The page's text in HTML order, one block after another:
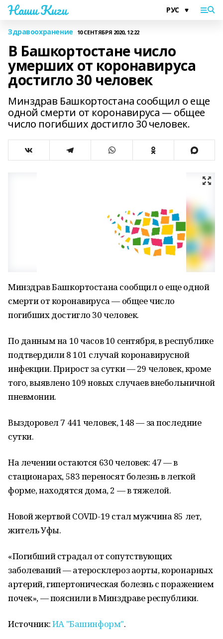
Наши Киги
Здравоохранение 10 СЕНТЯБРЯ 2020, 12:22
В Башкортостане число
умерших от коронавируса
достигло 30 человек
Минздрав Башкортостана сообщил о еще
одной смерти от коронавируса — общее
число погибших достигло 30 человек.
Минздрав Башкортостана сообщил о еще одной
смерти от коронавируса — общее число
погибших достигло 30 человек.
По данным на 10 часов 10 сентября, в республике
подтвердили 8 101 случай коронавирусной
инфекции. Прирост за сутки — 29 человек, кроме
того, выявлено 109 новых случаев внебольничной
пневмонии.
Выздоровел 7 441 человек, 148 — за последние
сутки.
На лечении остаются 630 человек: 47 — в
стационарах, 583 переносят болезнь в легкой
форме, находятся дома, 2 — в тяжелой.
Новой жертвой COVID-19 стал мужчина 85 лет,
житель Уфы.
«Погибший страдал от сопутствующих
заболеваний — атеросклероз аорты, коронарных
артерий, гипертоническая болезнь с поражением
почек», — пояснили в Минздраве республики.
Источник:ИА "Башинформ".